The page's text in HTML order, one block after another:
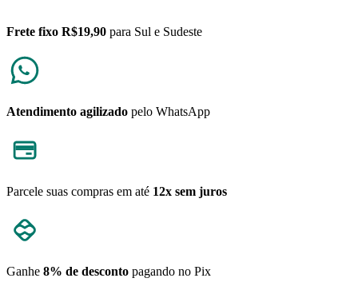
Frete fixo R$19,90 para Sul e Sudeste
Atendimento agilizado pelo WhatsApp
Parcele suas compras em até 12x sem juros
Ganhe 8% de desconto pagando no Pix